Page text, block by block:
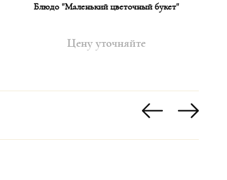
Блюдо "Маленький цветочный букет"
Цену уточняйте